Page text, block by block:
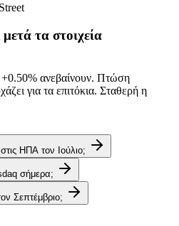
τα στοιχεία
+0.50% ανεβαίνουν. Πτώση
για τα επιτόκια. Σταθερή η
ΗΠΑ τον Ιούλιο;
σήμερα;
Σεπτέμβριο;